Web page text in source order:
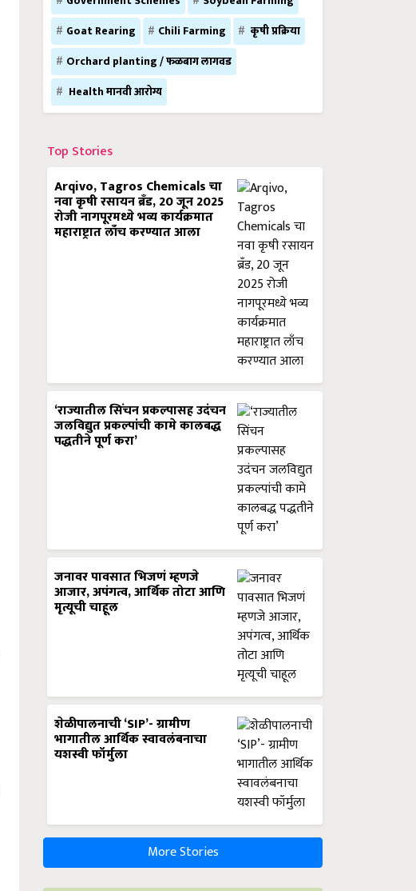
Goat Rearing
Chili Farming
कृषी प्रक्रिया
Orchard planting / फळबाग लागवड
Health मानवी आरोग्य
Top Stories
Arqivo, Tagros Chemicals चा
नवा कृषी रसायन ब्रँड, 20 जून 2025
रोजी नागपूरमध्ये भव्य कार्यक्रमात
महाराष्ट्रात लाँच करण्यात आला
‘राज्यातील सिंचन प्रकल्पासह उदंचन
जलविद्युत प्रकल्पांची कामे कालबद्ध
पद्धतीने पूर्ण करा’
जनावर पावसात भिजणं म्हणजे
आजार, अपंगत्व, आर्थिक तोटा आणि
मृत्यूची चाहूल
शेळीपालनाची ‘SIP’- ग्रामीण
भागातील आर्थिक स्वावलंबनाचा
यशस्वी फॉर्मुला
More Stories